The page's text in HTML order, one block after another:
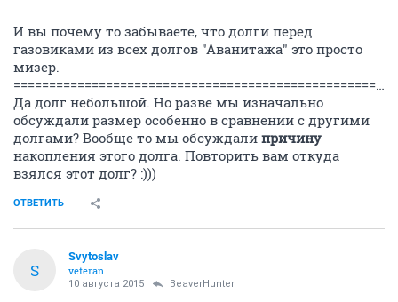
И вы почему то забываете, что долги перед
газовиками из всех долгов "Аванитажа" это просто
мизер.
=======================================================================
Да долг небольшой. Но разве мы изначально
обсуждали размер особенно в сравнении с другими
долгами? Вообще то мы обсуждали причину
накопления этого долга. Повторить вам откуда
взялся этот долг? :)))
ОТВЕТИТЬ
S
Svytoslav
veteran
10 августа 2015 BeaverHunter